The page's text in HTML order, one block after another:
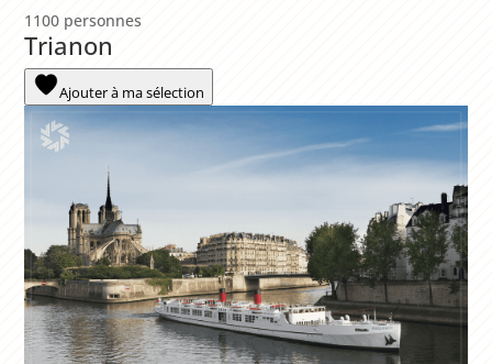
1100 personnes
Trianon
Ajouter à ma sélection